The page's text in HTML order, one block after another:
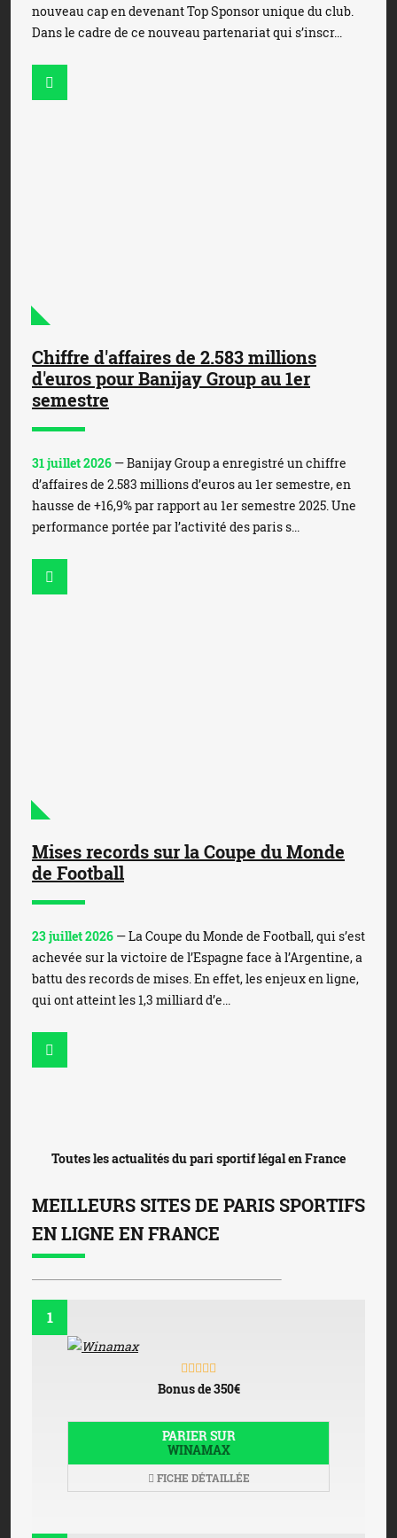
nouveau cap en devenant Top Sponsor unique du club.
Dans le cadre de ce nouveau partenariat qui s’inscr...
Chiffre d'affaires de 2.583 millions
d'euros pour Banijay Group au 1er
semestre
31 juillet 2026 — Banijay Group a enregistré un chiffre
d’affaires de 2.583 millions d’euros au 1er semestre, en
hausse de +16,9% par rapport au 1er semestre 2025. Une
performance portée par l’activité des paris s...
Mises records sur la Coupe du Monde
de Football
23 juillet 2026 — La Coupe du Monde de Football, qui s’est
achevée sur la victoire de l’Espagne face à l’Argentine, a
battu des records de mises. En effet, les enjeux en ligne,
qui ont atteint les 1,3 milliard d’e...
Toutes les actualités du pari sportif légal en France
MEILLEURS SITES DE PARIS SPORTIFS
EN LIGNE EN FRANCE
1
Bonus de 350€
PARIER SUR
WINAMAX
FICHE DÉTAILLÉE